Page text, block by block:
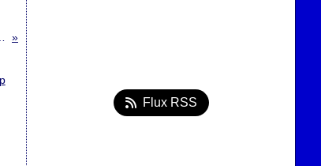
Flux RSS